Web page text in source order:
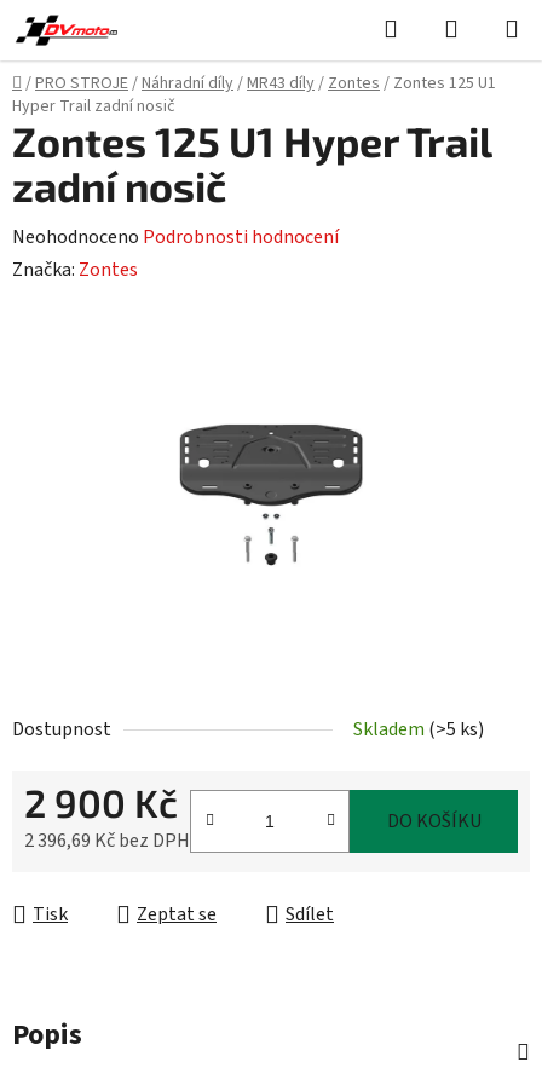
Přejít
na
obsah
Hledat
KOŠÍK
Domů
/PRO STROJE/Náhradní díly/MR43 díly/Zontes/ Zontes 125 U1
Hyper Trail zadní nosič
Dostupnost Skladem (>5 ks)
2 900 Kč
2 396,69 Kč bez DPH
DO KOŠÍKU
Tisk Zeptat se Sdílet
Zontes 125 U1 Hyper Trail
zadní nosič
Průměrné
hodnocení
Neohodnoceno Podrobnosti hodnocení
Značka: Zontes
Popis